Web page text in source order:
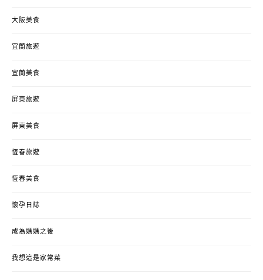
大阪美食
宜蘭旅遊
宜蘭美食
屏東旅遊
屏東美食
恆春旅遊
恆春美食
懷孕日誌
成為媽媽之後
我想這是家常菜